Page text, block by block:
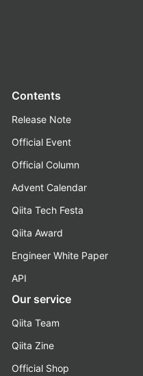
Contents
Release Note
Official Event
Official Column
Advent Calendar
Qiita Tech Festa
Qiita Award
Engineer White Paper
API
Our service
Qiita Team
Qiita Zine
Official Shop